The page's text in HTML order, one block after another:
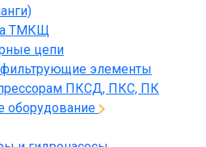
ТМКЩ
цепи
элементы
ПКСД, ПКС, ПК
оборудование